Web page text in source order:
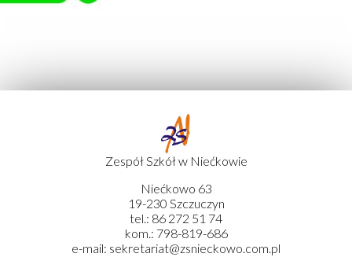
Zespół Szkół w Niećkowie
Niećkowo 63
19-230 Szczuczyn
tel.: 86 272 51 74
kom.: 798-819-686
e-mail: sekretariat@zsnieckowo.com.pl